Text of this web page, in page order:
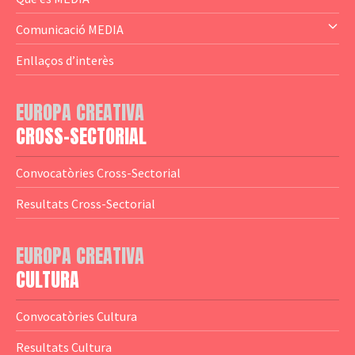
— Altres
— El subprograma MEDIA
— Agència Executiva
— Logotips
Comunicació MEDIA
— Estrenes a Catalunya
— Notícies
— Guies MEDIA
— Altres Guies
— Presentacions
— Estudis
— Anuaris
— Catàlegs
Enllaços d’interès
EUROPA CREATIVA
CROSS-SECTORIAL
Convocatòries Cross-Sectorial
Resultats Cross-Sectorial
EUROPA CREATIVA
CULTURA
Convocatòries Cultura
Resultats Cultura